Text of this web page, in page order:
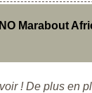
Marabout
! De plus en